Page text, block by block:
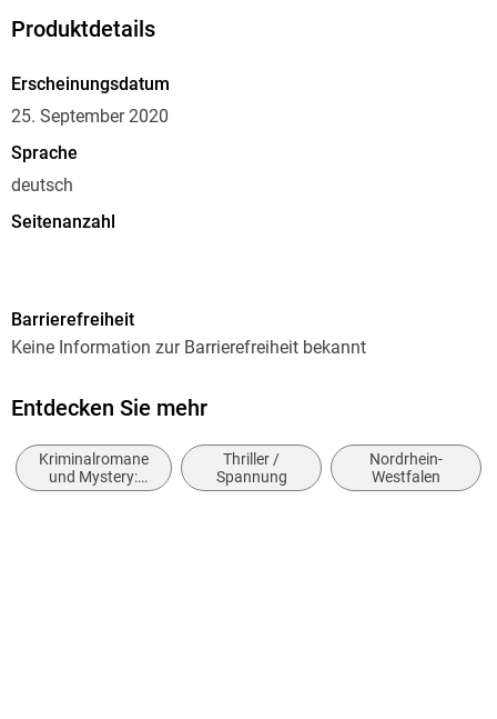
Dieser Roman wurde bereits unter dem Titel >Rosas
vorliegende Fassung neu bearbeitet.
Produktdetails
Erscheinungsdatum
25. September 2020
Sprache
deutsch
Seitenanzahl
1,64 MB
Altersempfehlung
Caroline Martin
Verlag/Hersteller
Barrierefreiheit
Keine Information zur Barrierefreiheit bekannt
Entdecken Sie mehr
Kriminalromane
und Mystery:
Ermittlerinnen
Thriller /
Spannung
Nordrhein-
Westfalen